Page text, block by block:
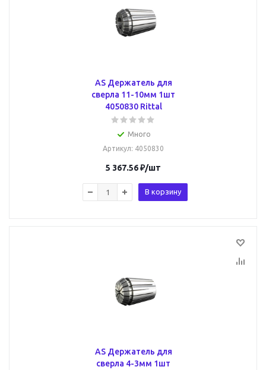
AS Держатель для
сверла 11-10мм 1шт
4050830 Rittal
Много
Артикул: 4050830
5 367.56₽/шт
В корзину
AS Держатель для
сверла 4-3мм 1шт